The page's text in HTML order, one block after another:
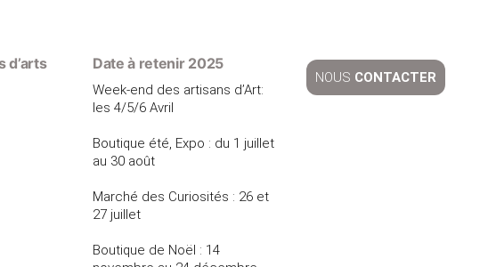
d’arts Date à retenir 2025
Week-end des artisans d’Art:
les 4/5/6 Avril
Boutique été, Expo : du 1 juillet
au 30 août
Marché des Curiosités : 26 et
27 juillet
Boutique de Noël : 14
NOUS CONTACTER